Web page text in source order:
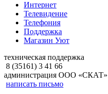
Интернет
Телевидение
Телефония
Поддержка
Магазин Уют
техническая поддержка
8 (35161) 3 41 66
администрация ООО «СКАТ»
написать письмо